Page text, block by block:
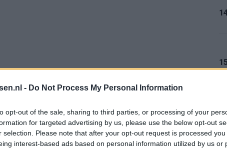
- Do Not Process My Personal Information
opt-out of the sale, sharing to third parties, or processing of your
for targeted advertising by us, please use the below opt-out
selection. Please note that after your opt-out request is processed you
interest-based ads based on personal information utilized by us or